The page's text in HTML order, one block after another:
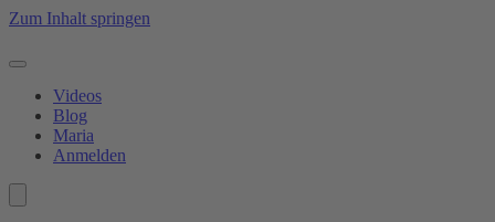
Zum Inhalt springen
Videos
Blog
Maria
Anmelden